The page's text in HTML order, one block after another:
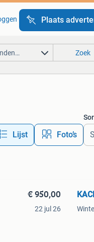
Plaats
Zoek
Lijst Foto’s
€ 950,00
22 jul 26